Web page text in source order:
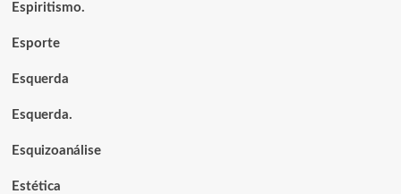
Espiritismo.
Esporte
Esquerda
Esquerda.
Esquizoanálise
Estética